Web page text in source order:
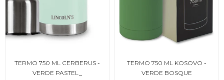
TERMO 750 ML CERBERUS -
VERDE PASTEL_
TERMO 750 ML KOSOVO -
VERDE BOSQUE